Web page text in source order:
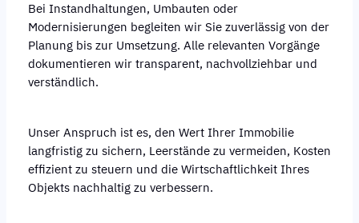
Bei Instandhaltungen, Umbauten oder
Modernisierungen begleiten wir Sie zuverlässig von der
Planung bis zur Umsetzung. Alle relevanten Vorgänge
dokumentieren wir transparent, nachvollziehbar und
verständlich.
Unser Anspruch ist es, den Wert Ihrer Immobilie
langfristig zu sichern, Leerstände zu vermeiden, Kosten
effizient zu steuern und die Wirtschaftlichkeit Ihres
Objekts nachhaltig zu verbessern.